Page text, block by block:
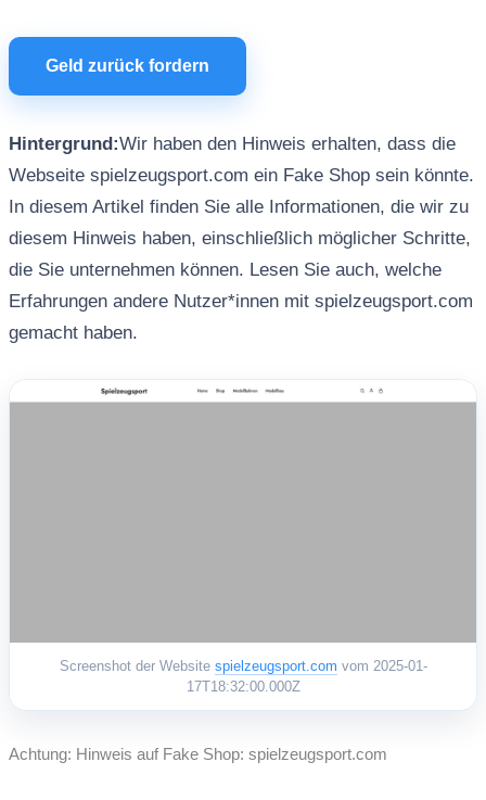
Geld zurück fordern
Hintergrund:Wir haben den Hinweis erhalten, dass die
Webseite spielzeugsport.com ein Fake Shop sein könnte.
In diesem Artikel finden Sie alle Informationen, die wir zu
diesem Hinweis haben, einschließlich möglicher Schritte,
die Sie unternehmen können. Lesen Sie auch, welche
Erfahrungen andere Nutzer*innen mit spielzeugsport.com
gemacht haben.
Screenshot der Website spielzeugsport.com vom 2025-01-
17T18:32:00.000Z
Achtung: Hinweis auf Fake Shop: spielzeugsport.com